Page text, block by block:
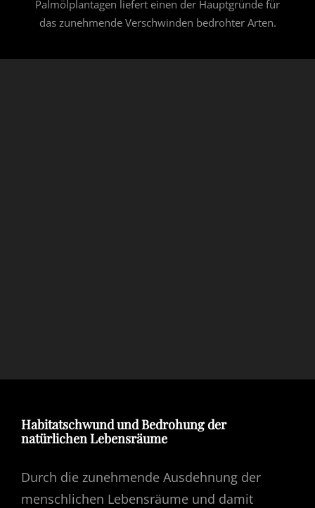
Palmölplantagen liefert einen der Hauptgründe für
das zunehmende Verschwinden bedrohter Arten.
Habitatschwund und Bedrohung der
natürlichen Lebensräume
Durch die zunehmende Ausdehnung der
menschlichen Lebensräume und damit